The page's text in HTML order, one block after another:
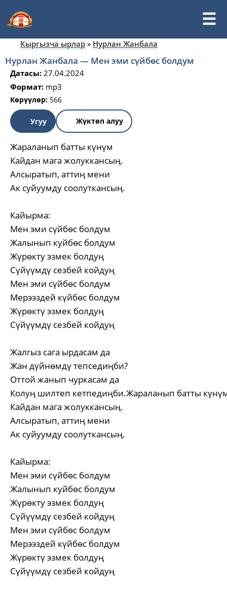
Кыргызча ырлар » Нурлан Жанбала
Нурлан Жанбала — Мен эми сүйбөс болдум
Датасы: 27.04.2024
Формат: mp3
Көрүүлөр: 566
Угуу Жүктөп алуу
Жараланып батты күнүм
Кайдан мага жолуккансың.
Алсыратып, аттиң мени
Ак суйуумду соолуткансың.
Кайырма:
Мен эми сүйбөс болдум
Жалынып куйбөс болдум
Жүрөкту эзмек болдуң
Сүйүүмдү сезбей койдуң
Мен эми сүйбөс болдум
Мерээздей күйбөс болдум
Жүрөктү эзмек болдуң
Сүйүүмдү сезбей койдуң
Жалгыз сага ырдасам да
Жан дүйнөмдү тепседиңби?
Оттой жанып чуркасам да
Колуң шилтеп кетпедиңби.Жараланып батты
Кайдан мага жолуккансың.
Алсыратып, аттиң мени
Ак суйуумду соолуткансың.
Кайырма:
Мен эми сүйбөс болдум
Жалынып куйбөс болдум
Жүрөкту эзмек болдуң
Сүйүүмдү сезбей койдуң
Мен эми сүйбөс болдум
Мерээздей күйбөс болдум
Жүрөктү эзмек болдуң
Сүйүүмдү сезбей койдуң